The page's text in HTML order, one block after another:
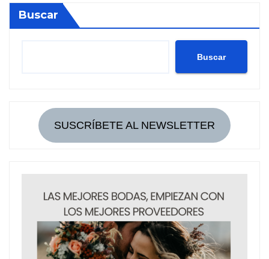
Buscar
Buscar
SUSCRÍBETE AL NEWSLETTER